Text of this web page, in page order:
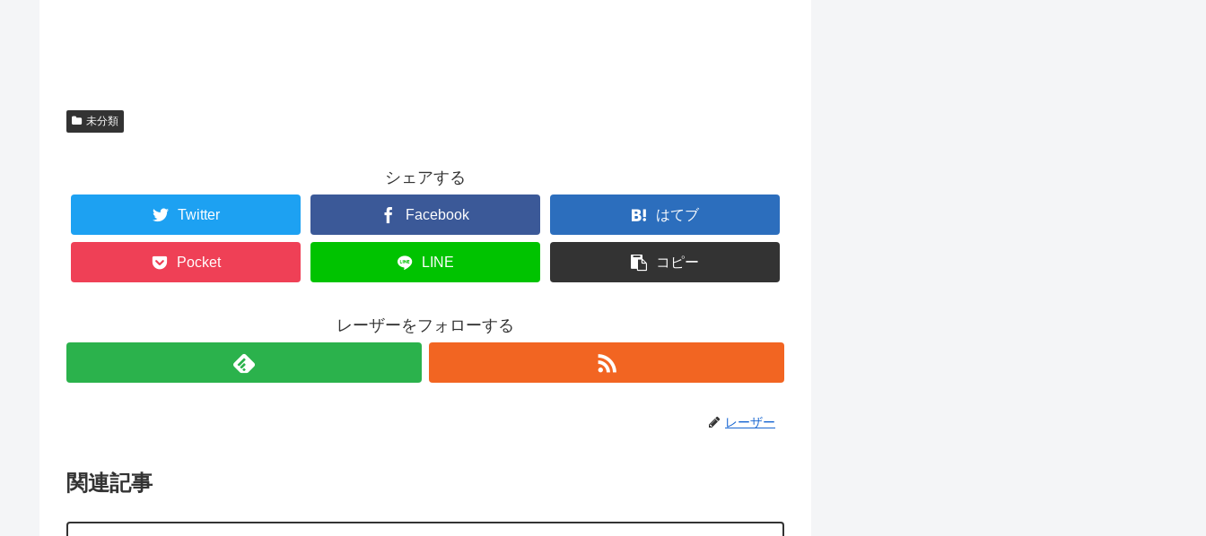
未分類
シェアする
Twitter Facebook はてブ
Pocket LINE コピー
レーザーをフォローする
レーザー
関連記事